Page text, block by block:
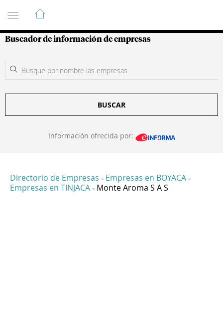
Guía de Empresas Colombianas
Buscador de información de empresas
BUSCAR
Información ofrecida por:
Directorio de Empresas - Empresas en BOYACA -
Empresas en TINJACA - Monte Aroma S A S